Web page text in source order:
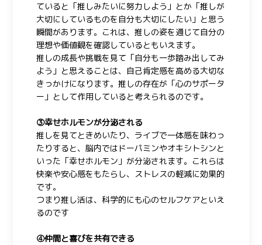
ていると「推しみたいに努力しよう」とか「推しが
大切にしているものを自分も大切にしたい」と思う
瞬間があります。これは、推しの姿を通じて自分の
理想や価値観を確認しているともいえます。
推しの成長や挑戦を見て「自分も一歩踏み出してみ
よう」と思えることは、自己肯定感を高める大切な
きっかけになります。推しの存在が「心のサポータ
ー」として作用していると考えられるのです。
③幸せホルモンが分泌される
推しを見てときめいたり、ライブで一体感を味わっ
たりすると、脳内ではドーパミンやオキシトシンと
いった「幸せホルモン」が分泌されます。これらは
快楽や安心感をもたらし、ストレスの軽減に効果的
です。
つまり推し活は、科学的にも心のセルフケアといえ
るのです
④仲間と喜びを共有できる